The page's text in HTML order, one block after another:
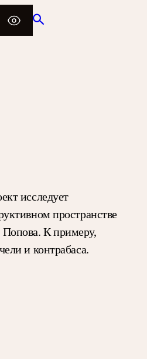
исследует
пространстве
К примеру,
и контрабаса.